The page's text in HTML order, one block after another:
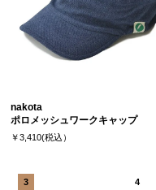
nakota
ポロメッシュワークキャップ
￥3,410(税込）